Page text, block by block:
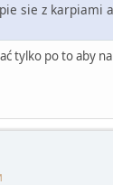
sie z karpiami
tylko po to aby